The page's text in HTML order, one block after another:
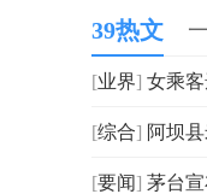
39热文
[业界] 女乘客
[综合] 阿坝县米洛洛
[要闻] 茅台